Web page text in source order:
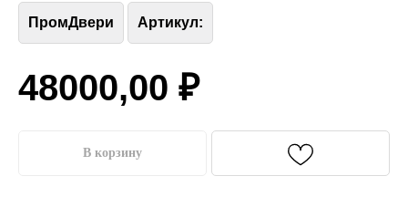
ПромДвери Артикул:
48000,00 ₽
В корзину